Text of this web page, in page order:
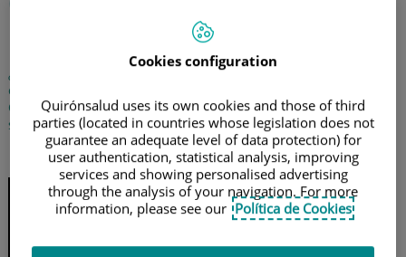
prevenir el cáncer de piel
¿Te proteges bien del sol? El doctor Francisco Gil, especialista
en Dermatología de los hospitales Quirónsalud Costa Adeje y
Quirónsalud Tenerife, nos da las claves para prevenir el daño
solar y el cáncer de piel
8 de junio de 2026
Cookies configuration
Quirónsalud uses its own cookies and those of third
parties (located in countries whose legislation does not
guarantee an adequate level of data protection) for
user authentication, statistical analysis, improving
services and showing personalised advertising
through the analysis of your navigation. For more
information, please see our Política de Cookies